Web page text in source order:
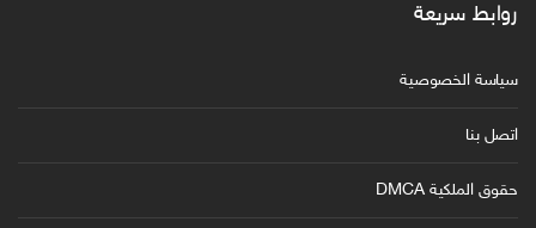
روابط سريعة
سياسة الخصوصية
اتصل بنا
حقوق الملكية DMCA